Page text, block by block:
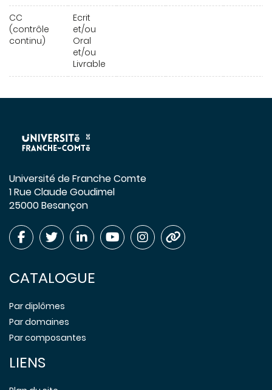
CC
(contrôle
continu)
Ecrit
et/ou
Oral
et/ou
Livrable
Université de Franche Comte
1 Rue Claude Goudimel
25000 Besançon
CATALOGUE
Par diplômes
Par domaines
Par composantes
LIENS